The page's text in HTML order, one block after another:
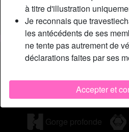
à titre d'illustration
Je reconnais que
les antécédents de ses
ne tente pas autrement de
déclarations faites par ses
Accepter et
Cherche
Homme, Femme, Transexuelle,
Tags
Extérieur Anal
Gorge profonde